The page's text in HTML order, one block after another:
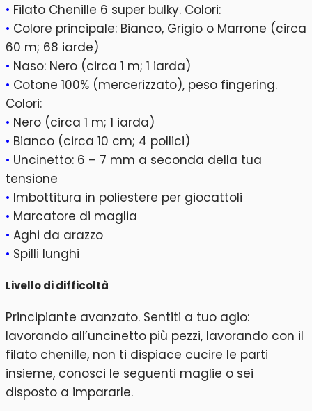
• Filato Chenille 6 super bulky. Colori:
• Colore principale: Bianco, Grigio o Marrone (circa
60 m; 68 iarde)
• Naso: Nero (circa 1 m; 1 iarda)
• Cotone 100% (mercerizzato), peso fingering.
Colori:
• Nero (circa 1 m; 1 iarda)
• Bianco (circa 10 cm; 4 pollici)
• Uncinetto: 6 – 7 mm a seconda della tua
tensione
• Imbottitura in poliestere per giocattoli
• Marcatore di maglia
• Aghi da arazzo
• Spilli lunghi
Livello di difficoltà
Principiante avanzato. Sentiti a tuo agio:
lavorando all’uncinetto più pezzi, lavorando con il
filato chenille, non ti dispiace cucire le parti
insieme, conosci le seguenti maglie o sei
disposto a impararle.